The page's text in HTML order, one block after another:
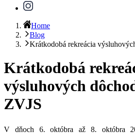
Home
Blog
Krátkodobá rekreácia
Krátkodobá
výsluhových
ZVJS
V dňoch 6. októbra až 8. októbra